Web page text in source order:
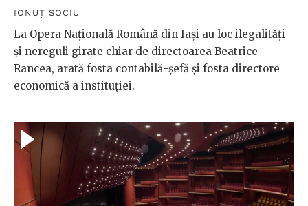
IONUȚ SOCIU
La Opera Națională Română din Iași au loc ilegalități
și nereguli girate chiar de directoarea Beatrice
Rancea, arată fosta contabilă-șefă și fosta directore
economică a instituției.